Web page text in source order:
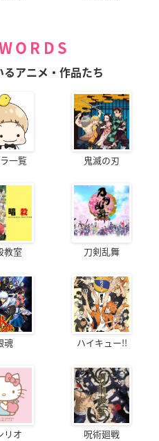
アニメ・作品たち
一覧 鬼滅の刃
教室 刀剣乱舞
魂 ハイキュー!!
リオ 呪術廻戦